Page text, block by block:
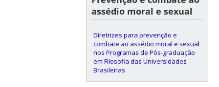
assédio moral e sexual
Diretrizes para prevenção e
combate ao assédio moral e sexual
nos Programas de Pós-graduação
em Filosofia das Universidades
Brasileiras